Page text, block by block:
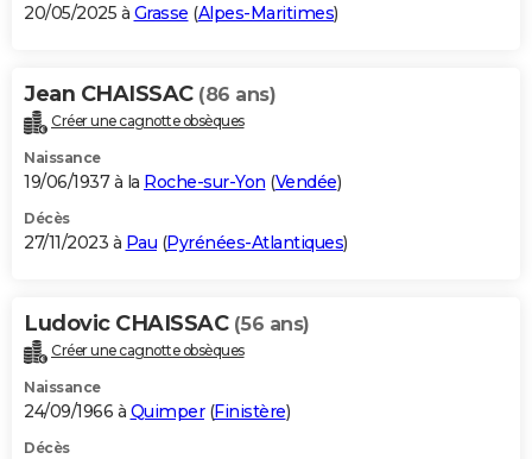
S'inscrire
Se connecter
Lycées
Collèges
Primaires
Universités
Entreprises
Service militaire
Avis de recherche
AVIS DE DÉCÈS
Bricolage
Lifestyle
Culture
Sport
Auto
Television
Voyage
Cinema
20/05/2025 à Grasse (Alpes-Maritimes)
Jean CHAISSAC (86 ans)
Créer une cagnotte obsèques
Naissance
19/06/1937 à la Roche-sur-Yon (Vendée)
Décès
27/11/2023 à Pau (Pyrénées-Atlantiques)
Ludovic CHAISSAC (56 ans)
Créer une cagnotte obsèques
Naissance
24/09/1966 à Quimper(Finistère)
Décès